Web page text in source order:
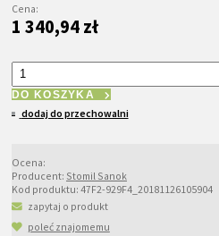
Cena:
1 340,94 zł
DO KOSZYKA
dodaj do przechowalni
Ocena:
Producent: Stomil Sanok
Kod produktu: 47F2-929F4_20181126105904
zapytaj o produkt
poleć znajomemu